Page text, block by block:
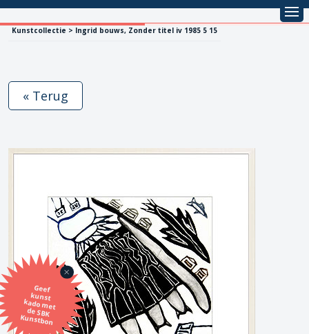
Kunstcollectie > Ingrid bouws, Zonder titel iv 1985 5 15
Geef
kunst
kado met
de SBK
Kunstbon
« Terug